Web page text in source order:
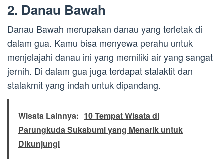
2. Danau Bawah
Danau Bawah merupakan danau yang terletak di
dalam gua. Kamu bisa menyewa perahu untuk
menjelajahi danau ini yang memiliki air yang sangat
jernih. Di dalam gua juga terdapat stalaktit dan
stalakmit yang indah untuk dipandang.
Wisata Lainnya: 10 Tempat Wisata di
Parungkuda Sukabumi yang Menarik untuk
Dikunjungi